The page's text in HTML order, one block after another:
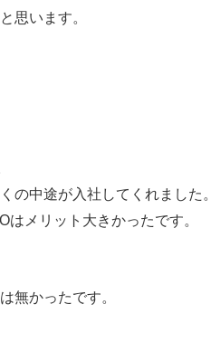
思います。
の中途が入社してくれました。
メリット大きかったです。
無かったです。